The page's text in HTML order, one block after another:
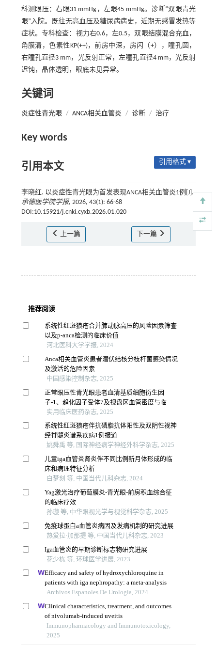
科测眼压：右眼31 mmHg，左眼45 mmHg。诊断“双眼青光
眼”入院。既往无高血压及糖尿病病史，近期无感冒发热等
症状。专科检查：视力右0.6，左0.5，双眼结膜混合充血，
角膜清，色素性KP(++)，前房中深，房闪（+），瞳孔圆，
右瞳孔直径3 mm，光反射正常，左瞳孔直径4 mm，光反射
迟钝，晶体透明，眼底未见异常。
关键词
炎症性青光眼 / ANCA相关血管炎 / 诊断 / 治疗
Key words
引用本文 引用格式 ▾
李晓红. 以炎症性青光眼为首发表现ANCA相关血管炎1例[J].
承德医学院学报, 2026, 43(1): 66-68
DOI:10.15921/j.cnki.cyxb.2026.01.020
上一篇 下一篇